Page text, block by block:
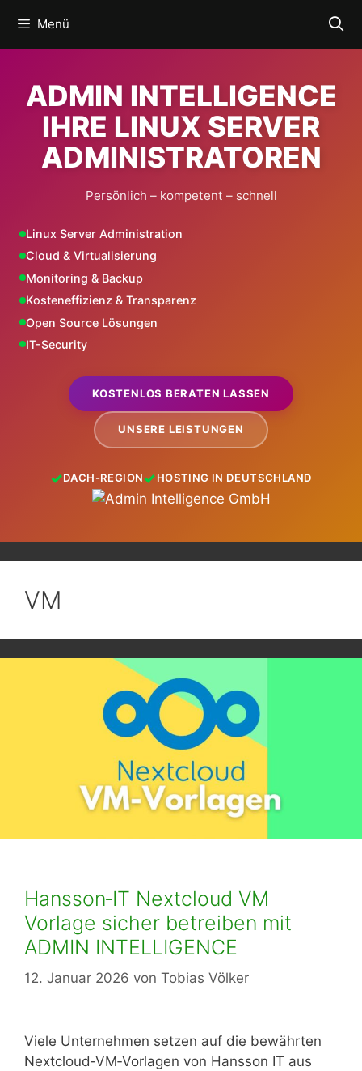
Inhalt
springen
Menü
ADMIN INTELLIGENCE
IHRE LINUX SERVER
ADMINISTRATOREN
Persönlich – kompetent – schnell
Linux Server Administration
Cloud & Virtualisierung
Monitoring & Backup
Kosteneffizienz & Transparenz
Open Source Lösungen
IT-Security
KOSTENLOS BERATEN LASSEN
UNSERE LEISTUNGEN
DACH-REGION HOSTING IN DEUTSCHLAND
VM
Hansson‑IT Nextcloud VM
Vorlage sicher betreiben mit
ADMIN INTELLIGENCE
12. Januar 2026 von Tobias Völker
Viele Unternehmen setzen auf die bewährten
Nextcloud‑VM‑Vorlagen von Hansson IT aus